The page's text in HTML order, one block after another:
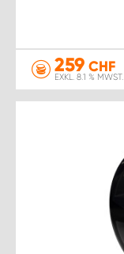
259 CHF
EXKL. 8.1 % MWST.